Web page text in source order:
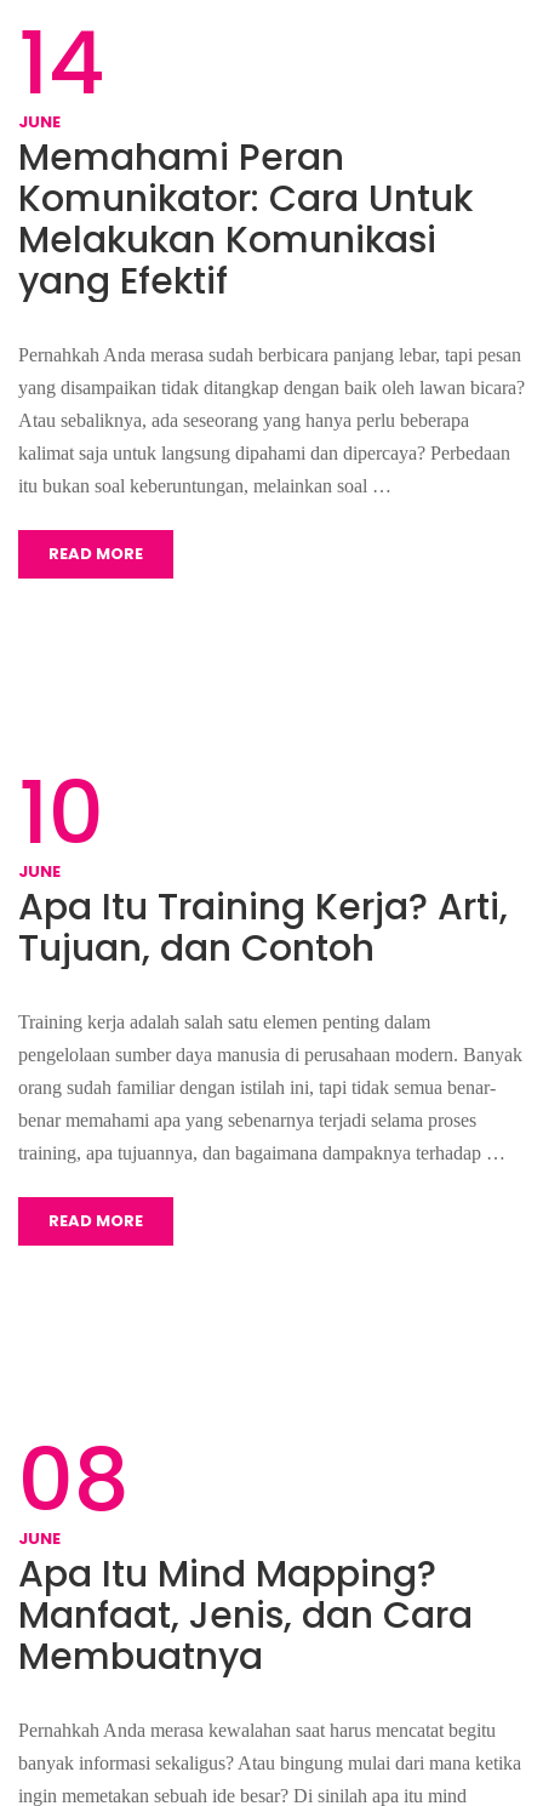
14
JUNE
Memahami Peran
Komunikator: Cara Untuk
Melakukan Komunikasi
yang Efektif
Pernahkah Anda merasa sudah berbicara panjang lebar, tapi pesan
yang disampaikan tidak ditangkap dengan baik oleh lawan bicara?
Atau sebaliknya, ada seseorang yang hanya perlu beberapa
kalimat saja untuk langsung dipahami dan dipercaya? Perbedaan
itu bukan soal keberuntungan, melainkan soal …
READ MORE
10
JUNE
Apa Itu Training Kerja? Arti,
Tujuan, dan Contoh
Training kerja adalah salah satu elemen penting dalam
pengelolaan sumber daya manusia di perusahaan modern. Banyak
orang sudah familiar dengan istilah ini, tapi tidak semua benar-
benar memahami apa yang sebenarnya terjadi selama proses
training, apa tujuannya, dan bagaimana dampaknya terhadap …
READ MORE
08
JUNE
Apa Itu Mind Mapping?
Manfaat, Jenis, dan Cara
Membuatnya
Pernahkah Anda merasa kewalahan saat harus mencatat begitu
banyak informasi sekaligus? Atau bingung mulai dari mana ketika
ingin memetakan sebuah ide besar? Di sinilah apa itu mind